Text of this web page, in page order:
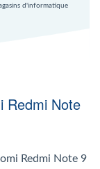
d'informatique
Redmi Note
Redmi Note 9